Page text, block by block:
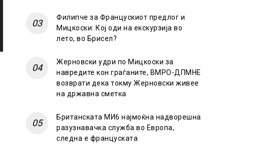
Филипче за Францускиот предлог и
Мицкоски: Кој оди на екскурзија во
лето, во Брисел?
Жерновски удри по Мицкоски за
навредите кон граѓаните, ВМРО-ДПМНЕ
возврати дека токму Жерновски живее
на државна сметка
Британската МИ6 најмоќна надворешна
разузнавачка служба во Европа,
следна е француската